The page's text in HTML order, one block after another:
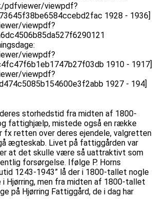
pdfviewer/viewpdf?
1928 - 1936]
viewpdf?
viewpdf?
1910 - 1917]
viewpdf?
1927 - 194]
storhedstid fra midten af 1800-
fattighjælp, mistede også en række
fx retten over deres ejendele, valgretten
ægteskab. Livet på fattiggården var
at det skulle være så uattraktivt som
forsørgelse. Ifølge P. Horns
1243-1943” lå der i 1800-tallet nogle
Hjørring, men fra midten af 1800-tallet
på Hjørring Fattiggård, de i dag har